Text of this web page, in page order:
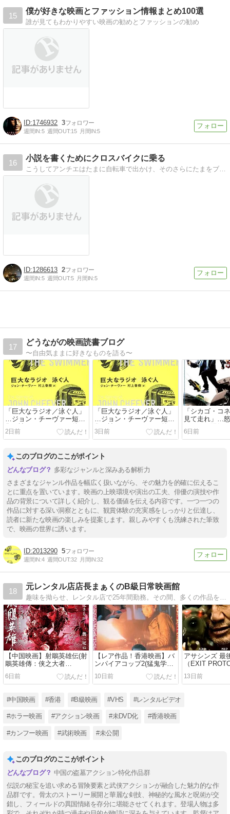
15
僕が好きな映画とファッション情報まとめ100選
誰が見てもわかりやすい映画の勧めとファッションの勧め
1746932 3
週間IN:5 週間OUT:15 月間IN:5
16
小説を書くためにクロスバイクに乗る
こうしてアンチエはたまに自転車で出かけ、そのさらにたまをブログに書くことにした。
1286613 2
週間IN:5 週間OUT:5 月間IN:5
17
どうながの映画読書ブログ
〜自由気ままに好きなものを語る〜
「巨大なラジオ／泳ぐ人」
…ジョン・チーヴァー短編
集を読んでみました（後
編）
2日前
「巨大なラジオ／泳ぐ人」
…ジョン・チーヴァー短編
集を読んでみました（前
編）
3日前
「シカゴ・コ
見て走れ」…
ェイス！陽気
ィアクション
6日前
このブログのここがポイント
多彩なジャンルと深みある解析力
さまざまなジャンル作品を幅広く扱いながら、その魅力を的確に伝えるこ
とに重点を置いています。映画の上映環境や演出の工夫、俳優の演技や作
品の背景について詳しく紹介し、観る価値を伝える内容です。一つ一つの
作品に対する深い洞察とともに、観賞体験の充実感をしっかりと伝達し、
読者に新たな映画の楽しみを提案します。親しみやすくも洗練された筆致
で、映画の世界に誘います。
2013290 5
週間IN:4 週間OUT:32 月間IN:32
18
元レンタル店店長まぁくのB級日常映画館
趣味を拗らせ、レンタル店で25年間勤務。その間、多くの作品を鑑賞してきましたので、懐かしい作品から、最近の作品まで、感想とご紹介をさせていただきたいと思います。
【中国映画】射鵰英雄伝(射
鵰英雄傳：侠之大者
LEGENDS OF THE
CONDOR HEROES:THE
6日前
【レア作品！香港映画】バ
ンパイアコップ2(猛鬼学堂/
猛鬼學堂/THE HAUNTED
COP SHOP2)89分
10日前
アサシンズ 最
（EXIT
13日前
#中国映画 #香港 #B級映画 #VHS #レンタルビデオ
#ホラー映画 #アクション映画 #未DVD化 #香港映画
#カンフー映画 #武術映画 #未公開
このブログのここがポイント
中国の盗墓アクション特化作品群
伝説の秘宝を追い求める冒険要素と武侠アクションが融合した魅力的な作
品群です。骨太のストーリー展開と華麗な剣技、神秘的な風水と呪術が交
錯し、フィールドの異国情緒を存分に堪能させてくれます。登場人物は多